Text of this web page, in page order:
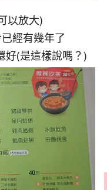
以放大)
經有幾年了
好(是這樣說嗎？)